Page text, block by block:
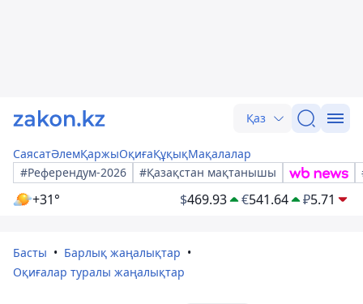
Қаз
СаясатӘлемҚаржыОқиғаҚұқықМақалалар
#Референдум-2026
#Қазақстан мақтанышы
+31° $469.93 €541.64 ₽5.71
Басты
Барлық жаңалықтар
Оқиғалар туралы жаңалықтар